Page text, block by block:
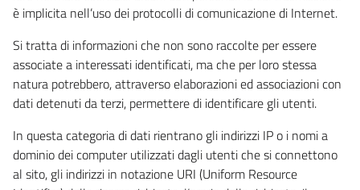
è implicita nell’uso dei protocolli di comunicazione di Internet.
Si tratta di informazioni che non sono raccolte per essere
associate a interessati identificati, ma che per loro stessa
natura potrebbero, attraverso elaborazioni ed associazioni con
dati detenuti da terzi, permettere di identificare gli utenti.
In questa categoria di dati rientrano gli indirizzi IP o i nomi a
dominio dei computer utilizzati dagli utenti che si connettono
al sito, gli indirizzi in notazione URI (Uniform Resource